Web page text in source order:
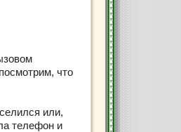
что
или,
телефон и